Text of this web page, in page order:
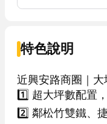
特色說明
近興安路商圈｜
1️⃣ 超大坪數配置
2️⃣ 鄰松竹雙鐵、